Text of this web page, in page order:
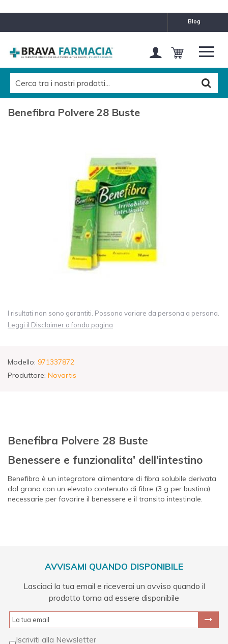
blog
Benefibra Polvere 28 Buste
I risultati non sono garantiti. Possono variare da persona a persona.
Leggi il Disclaimer a fondo pagina
Modello: 971337872
Produttore: Novartis
Benefibra Polvere 28 Buste
Benessere e funzionalita' dell'intestino
Benefibra è un integratore alimentare di fibra solubile derivata
dal grano con un elevato contenuto di fibre (3 g per bustina)
necessarie per favorire il benessere e il transito intestinale.
AVVISAMI QUANDO DISPONIBILE
Lasciaci la tua email e riceverai un avviso quando il
prodotto torna ad essere disponibile
Iscriviti alla Newsletter